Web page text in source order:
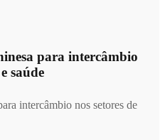
para intercâmbio
saúde
intercâmbio nos setores de